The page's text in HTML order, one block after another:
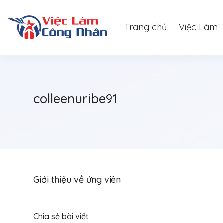
Trang chủ Việc Làm
colleenuribe91
Giới thiệu về ứng viên
Chia sẻ bài viết